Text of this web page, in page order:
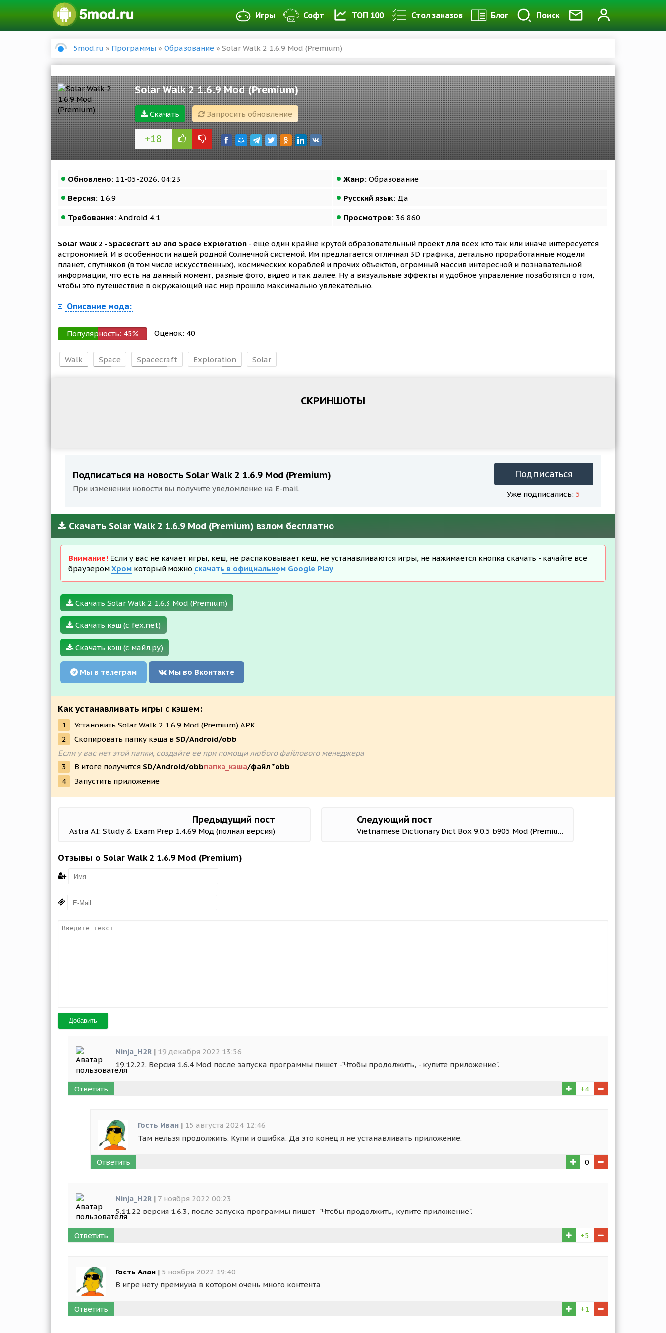
Игры Софт ТОП 100 Стол заказов Блог Поиск
5mod.ru » Программы » Образование » Solar Walk 2 1.6.9 Mod (Premium)
Solar Walk 2 1.6.9 Mod (Premium)
Скачать Запросить обновление
+18
Обновлено: 11-05-2026, 04:23 Жанр: Образование
Версия: 1.6.9 Русский язык: Да
Требования: Android 4.1 Просмотров: 36 860
Solar Walk 2 - Spacecraft 3D and Space Exploration - ещё один крайне крутой образовательный проект для всех кто так или иначе интересуется
астрономией. И в особенности нашей родной Солнечной системой. Им предлагается отличная 3D графика, детально проработанные модели
планет, спутников (в том числе искусственных), космических кораблей и прочих объектов, огромный массив интересной и познавательной
информации, что есть на данный момент, разные фото, видео и так далее. Ну а визуальные эффекты и удобное управление позаботятся о том,
чтобы это путешествие в окружающий нас мир прошло максимально увлекательно.
Описание мода:
Популярность: 45% Оценок: 40
Walk Space Spacecraft Exploration Solar
СКРИНШОТЫ
Подписаться на новость Solar Walk 2 1.6.9 Mod (Premium)
При изменении новости вы получите уведомление на E-mail.
Подписаться
Уже подписались: 5
Скачать Solar Walk 2 1.6.9 Mod (Premium) взлом бесплатно
Внимание! Если у вас не качает игры, кеш, не распаковывает кеш, не устанавливаются игры, не нажимается кнопка скачать - качайте все
браузером Хром который можно скачать в официальном Google Play
Скачать Solar Walk 2 1.6.3 Mod (Premium)
Скачать кэш (с fex.net)
Скачать кэш (с майл.ру)
Мы в телеграм Мы во Вконтакте
Как устанавливать игры с кэшем:
1
Установить Solar Walk 2 1.6.9 Mod (Premium) APK
2
Скопировать папку кэша в SD/Android/obb
Если у вас нет этой папки, создайте ее при помощи любого файлового менеджера
3
В итоге получится SD/Android/obbпапка_кэша/файл *obb
4
Запустить приложение
Предыдущий пост
Astra AI: Study & Exam Prep 1.4.69 Мод (полная версия)
Следующий пост
Vietnamese Dictionary Dict Box 9.0.5 b905 Mod (Premium)
Отзывы о Solar Walk 2 1.6.9 Mod (Premium)
Добавить
Ninja_H2R | 19 декабря 2022 13:56
19.12.22. Версия 1.6.4 Mod после запуска программы пишет -"Чтобы продолжить, - купите приложение".
Ответить +4
Гость Иван | 15 августа 2024 12:46
Там нельзя продолжить. Купи и ошибка. Да это конец я не устанавливать приложение.
Ответить 0
Ninja_H2R | 7 ноября 2022 00:23
5.11.22 версия 1.6.3, после запуска программы пишет -"Чтобы продолжить, купите приложение".
Ответить +5
Гость Алан | 5 ноября 2022 19:40
В игре нету премиуиа в котором очень много контента
Ответить +1